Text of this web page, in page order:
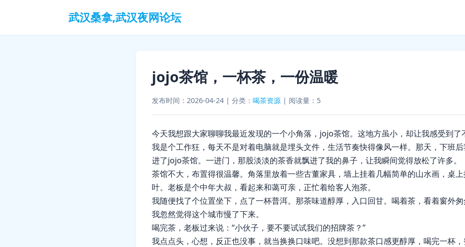
武汉桑拿,武汉夜网论坛
jojo茶馆，一杯茶，一份温暖
发布时间：2026-04-24 | 分类： 喝茶资源 | 阅读量：5
今天我想跟大家聊聊我最近发现的一个小角落，jojo茶馆。这地方虽小，却让我感受到了
我是个工作狂，每天不是对着电脑就是埋头文件，生活节奏快得像风一样。那天，下班
进了jojo茶馆。一进门，那股淡淡的茶香就飘进了我的鼻子，让我瞬间觉得放松了许多。
茶馆不大，布置得很温馨。角落里放着一些古董家具，墙上挂着几幅简单的山水画，桌
叶。老板是个中年大叔，看起来和蔼可亲，正忙着给客人泡茶。
我随便找了个位置坐下，点了一杯普洱。那茶味道醇厚，入口回甘。喝着茶，看着窗外匆
我忽然觉得这个城市慢了下来。
喝完茶，老板过来说：“小伙子，要不要试试我们的招牌茶？”
我点点头，心想，反正也没事，就当换换口味吧。没想到那款茶口感更醇厚，喝完一杯